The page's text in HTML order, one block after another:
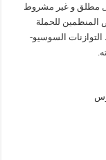
مطلق و غير مشروط
المنظمين للحملة
السوسيو-